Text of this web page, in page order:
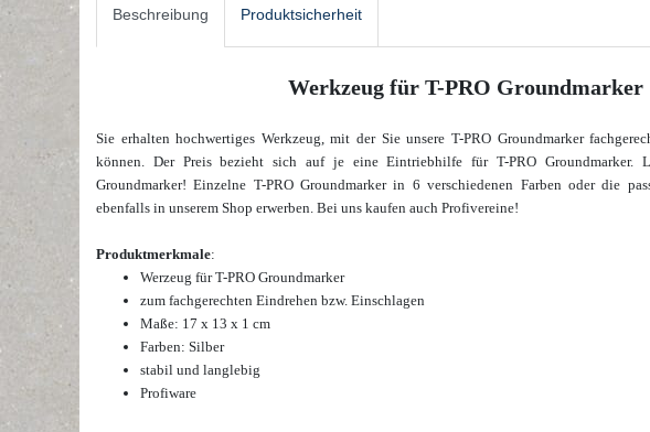
Beschreibung Produktsicherheit
Werkzeug für T-PRO Groundmarker
Sie erhalten hochwertiges Werkzeug, mit der Sie unsere T-PRO Groundmarker
können. Der Preis bezieht sich auf je eine Eintriebhilfe für T-PRO Groundmarker.
Groundmarker! Einzelne T-PRO Groundmarker in 6 verschiedenen Farben oder die
ebenfalls in unserem Shop erwerben. Bei uns kaufen auch Profivereine!
Produktmerkmale:
Werzeug für T-PRO Groundmarker
zum fachgerechten Eindrehen bzw. Einschlagen
Maße: 17 x 13 x 1 cm
Farben: Silber
stabil und langlebig
Profiware